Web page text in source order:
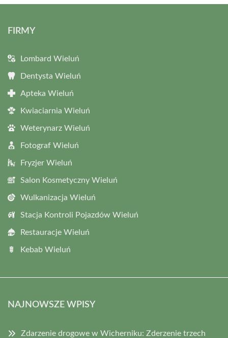
FIRMY
Lombard Wieluń
Dentysta Wieluń
Apteka Wieluń
Kwiaciarnia Wieluń
Weterynarz Wieluń
Fotograf Wieluń
Fryzjer Wieluń
Salon Kosmetyczny Wieluń
Wulkanizacja Wieluń
Stacja Kontroli Pojazdów Wieluń
Restauracje Wieluń
Kebab Wieluń
NAJNOWSZE WPISY
Zdarzenie drogowe w Wicherniku: Zderzenie trzech